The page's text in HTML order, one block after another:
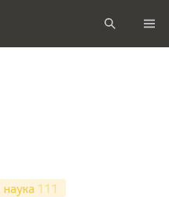
наука 111